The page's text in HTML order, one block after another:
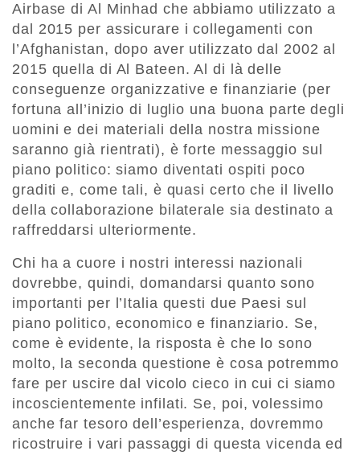
Airbase di Al Minhad che abbiamo utilizzato a
dal 2015 per assicurare i collegamenti con
l’Afghanistan, dopo aver utilizzato dal 2002 al
2015 quella di Al Bateen. Al di là delle
conseguenze organizzative e finanziarie (per
fortuna all’inizio di luglio una buona parte degli
uomini e dei materiali della nostra missione
saranno già rientrati), è forte messaggio sul
piano politico: siamo diventati ospiti poco
graditi e, come tali, è quasi certo che il livello
della collaborazione bilaterale sia destinato a
raffreddarsi ulteriormente.
Chi ha a cuore i nostri interessi nazionali
dovrebbe, quindi, domandarsi quanto sono
importanti per l’Italia questi due Paesi sul
piano politico, economico e finanziario. Se,
come è evidente, la risposta è che lo sono
molto, la seconda questione è cosa potremmo
fare per uscire dal vicolo cieco in cui ci siamo
incoscientemente infilati. Se, poi, volessimo
anche far tesoro dell’esperienza, dovremmo
ricostruire i vari passaggi di questa vicenda ed